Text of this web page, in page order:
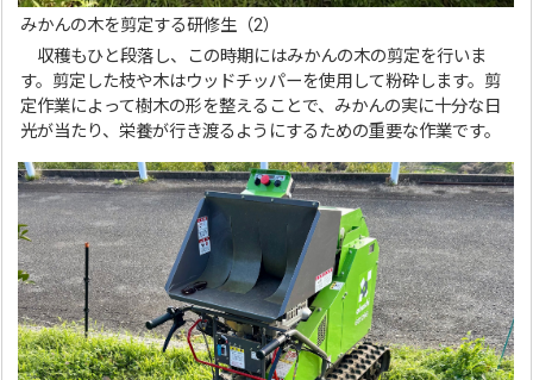
みかんの木を剪定する研修生（2）
収穫もひと段落し、この時期にはみかんの木の剪定を行いま
す。剪定した枝や木はウッドチッパーを使用して粉砕します。剪
定作業によって樹木の形を整えることで、みかんの実に十分な日
光が当たり、栄養が行き渡るようにするための重要な作業です。